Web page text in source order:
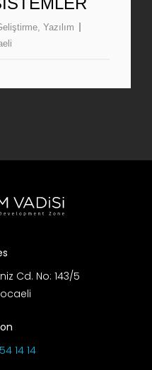
Yazılım
Cd. No: 143/5
14 14